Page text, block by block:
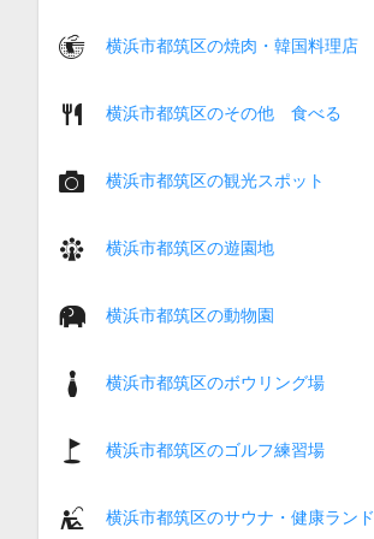
横浜市都筑区の焼肉・韓国料理店
横浜市都筑区のその他 食べる
横浜市都筑区の観光スポット
横浜市都筑区の遊園地
横浜市都筑区の動物園
横浜市都筑区のボウリング場
横浜市都筑区のゴルフ練習場
横浜市都筑区のサウナ・健康ランド